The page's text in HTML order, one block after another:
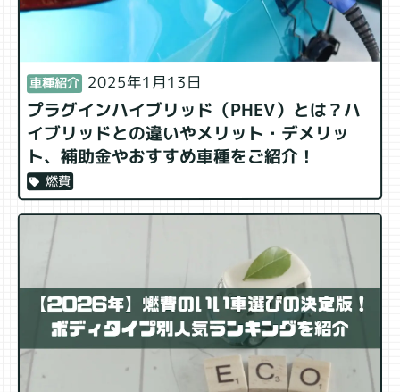
車種紹介 2025年1月13日
プラグインハイブリッド（PHEV）とは？ハ
イブリッドとの違いやメリット・デメリッ
ト、補助金やおすすめ車種をご紹介！
燃費